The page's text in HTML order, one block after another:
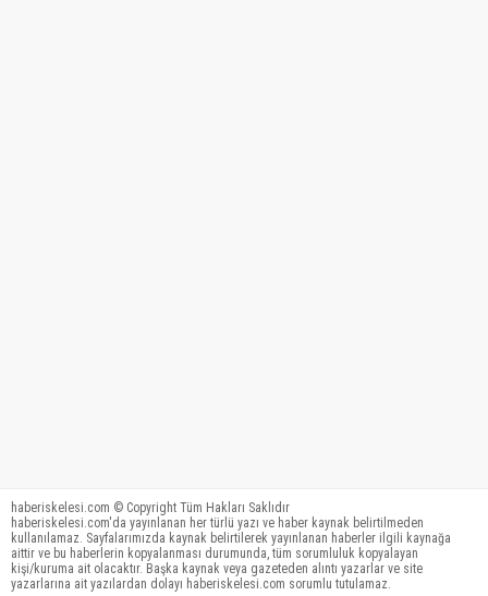
haberiskelesi.com © Copyright Tüm Hakları Saklıdır
haberiskelesi.com'da yayınlanan her türlü yazı ve haber kaynak belirtilmeden
kullanılamaz. Sayfalarımızda kaynak belirtilerek yayınlanan haberler ilgili kaynağa
aittir ve bu haberlerin kopyalanması durumunda, tüm sorumluluk kopyalayan
kişi/kuruma ait olacaktır. Başka kaynak veya gazeteden alıntı yazarlar ve site
yazarlarına ait yazılardan dolayı haberiskelesi.com sorumlu tutulamaz.